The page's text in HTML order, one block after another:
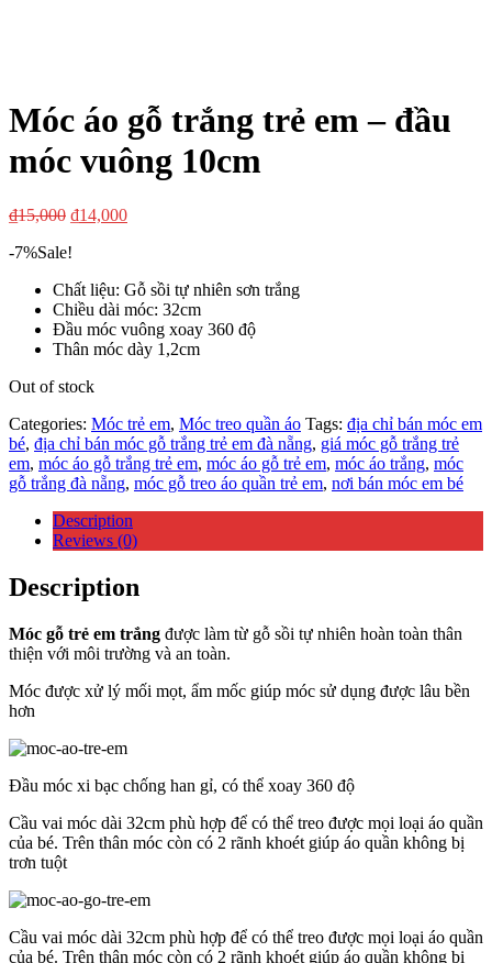
Móc áo gỗ trắng trẻ em – đầu
móc vuông 10cm
₫15,000 ₫14,000
-7%Sale!
Chất liệu: Gỗ sồi tự nhiên sơn trắng
Chiều dài móc: 32cm
Đầu móc vuông xoay 360 độ
Thân móc dày 1,2cm
Out of stock
Categories: Móc trẻ em, Móc treo quần áo Tags: địa chỉ bán móc em
bé, địa chỉ bán móc gỗ trắng trẻ em đà nẵng, giá móc gỗ trắng trẻ
em, móc áo gỗ trắng trẻ em, móc áo gỗ trẻ em, móc áo trắng, móc
gỗ trắng đà nẵng, móc gỗ treo áo quần trẻ em, nơi bán móc em bé
Description
Reviews (0)
Description
Móc gỗ trẻ em trắng được làm từ gỗ sồi tự nhiên hoàn toàn thân
thiện với môi trường và an toàn.
Móc được xử lý mối mọt, ẩm mốc giúp móc sử dụng được lâu bền
hơn
Đầu móc xi bạc chống han gỉ, có thể xoay 360 độ
Cầu vai móc dài 32cm phù hợp để có thể treo được mọi loại áo quần
của bé. Trên thân móc còn có 2 rãnh khoét giúp áo quần không bị
trơn tuột
Cầu vai móc dài 32cm phù hợp để có thể treo được mọi loại áo quần
của bé. Trên thân móc còn có 2 rãnh khoét giúp áo quần không bị